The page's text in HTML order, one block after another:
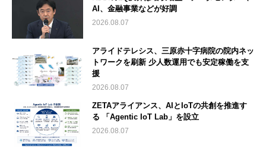
AI、金融事業などが好調
2026.08.07
アライドテレシス、三原赤十字病院の院内ネッ
トワークを刷新 少人数運用でも安定稼働を支
援
2026.08.07
ZETAアライアンス、AIとIoTの共創を推進す
る 「Agentic IoT Lab」を設立
2026.08.07